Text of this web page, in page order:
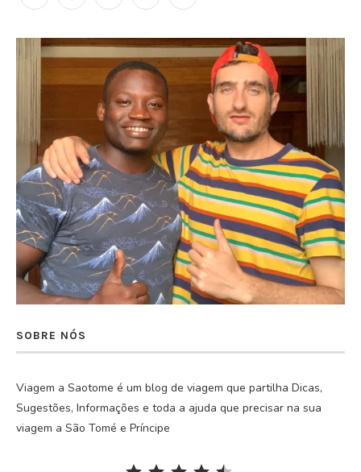
SOBRE NÓS
Viagem a Saotome é um blog de viagem que partilha Dicas,
Sugestões, Informações e toda a ajuda que precisar na sua
viagem a São Tomé e Príncipe